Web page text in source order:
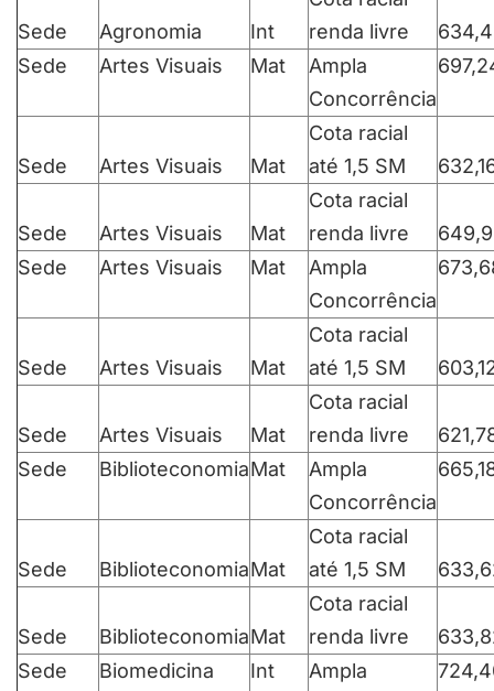
Sede Agronomia Int
renda livre
Sede
Artes Visuais Mat
Ampla
Concorrência
Sede Artes Visuais Mat
Cota racial
até 1,5 SM
Sede Artes Visuais Mat
Cota racial
renda livre
Sede
Artes Visuais Mat
Ampla
Concorrência
Sede Artes Visuais Mat
Cota racial
até 1,5 SM
Sede Artes Visuais Mat
Cota racial
renda livre
Sede
BiblioteconomiaMat
Ampla
Concorrência
Sede BiblioteconomiaMat
Cota racial
até 1,5 SM
Sede BiblioteconomiaMat
Cota racial
renda livre
Sede
Biomedicina Int
Ampla